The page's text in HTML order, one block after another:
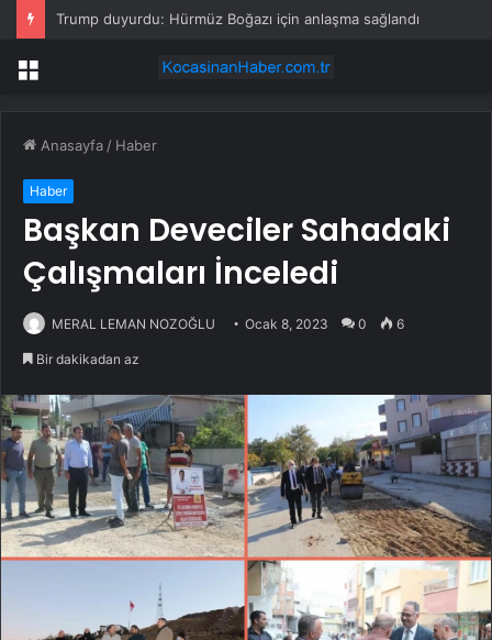
Trump duyurdu: Hürmüz Boğazı için anlaşma sağlandı
Menü
Anasayfa / Haber
Haber
Başkan Deveciler Sahadaki
Çalışmaları İnceledi
MERAL LEMAN NOZOĞLU Ocak 8, 2023 0 6
Bir dakikadan az